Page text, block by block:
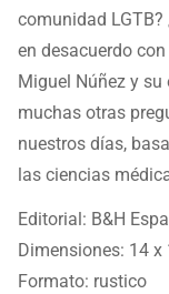
comunidad LGTB?
en desacuerdo
Miguel Núñez y su
muchas otras
nuestros días,
las ciencias
Editorial: B&H
Dimensiones: 14 x
Formato: rustico